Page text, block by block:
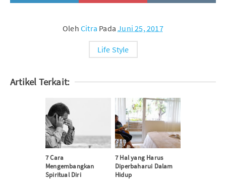
OlehCitra PadaJuni 25, 2017
Life Style
Artikel Terkait:
7 Cara
Mengembangkan
Spiritual Diri
7 Hal yang Harus
Diperbaharui Dalam
Hidup